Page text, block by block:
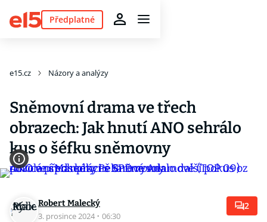
Předplatné
e15.cz Názory a analýzy
Sněmovní drama ve třech
obrazech: Jak hnutí ANO sehrálo
kus o šéfku sněmovny
Robert Malecký
3. prosince 2024 · 06:30
2